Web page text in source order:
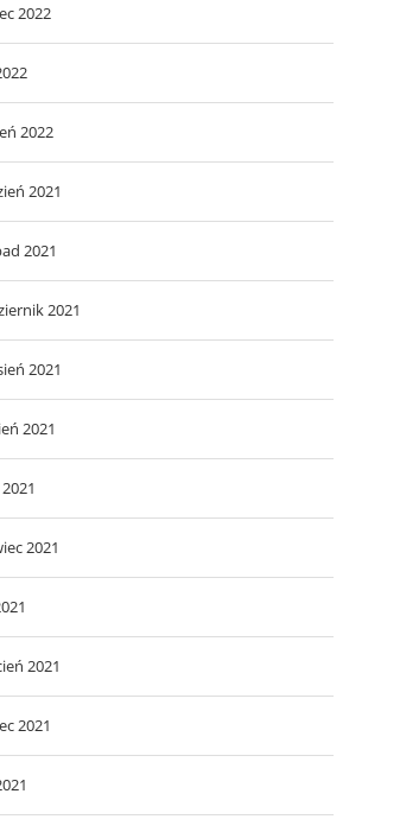
2022
2022
2021
2021
2021
2021
2021
2021
2021
2021